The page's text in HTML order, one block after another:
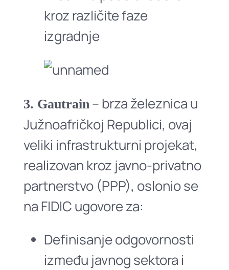
kroz različite faze
izgradnje
3. Gautrain – brza železnica u
Južnoafričkoj Republici, ovaj
veliki infrastrukturni projekat,
realizovan kroz javno-privatno
partnerstvo (PPP), oslonio se
na FIDIC ugovore za:
Definisanje odgovornosti
između javnog sektora i